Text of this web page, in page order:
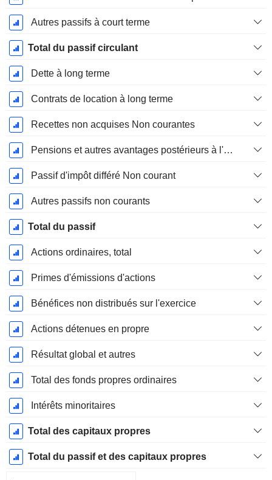
Autres passifs à court terme
Total du passif circulant
Dette à long terme
Contrats de location à long terme
Recettes non acquises Non courantes
Pensions et autres avantages postérieurs à l'emploi
Passif d'impôt différé Non courant
Autres passifs non courants
Total du passif
Actions ordinaires, total
Primes d'émissions d'actions
Bénéfices non distribués sur l'exercice
Actions détenues en propre
Résultat global et autres
Total des fonds propres ordinaires
Intérêts minoritaires
Total des capitaux propres
Total du passif et des capitaux propres